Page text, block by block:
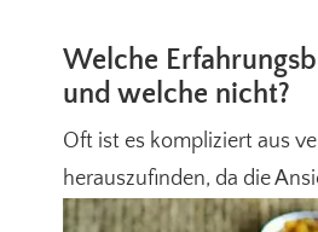
Welche
und welche nicht?
Oft ist es kompliziert aus
herauszufinden, da die